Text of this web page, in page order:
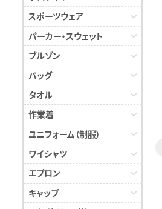
スポーツウェア
パーカー・スウェット
ブルゾン
バッグ
タオル
作業着
ユニフォーム（制服）
ワイシャツ
エプロン
キャップ